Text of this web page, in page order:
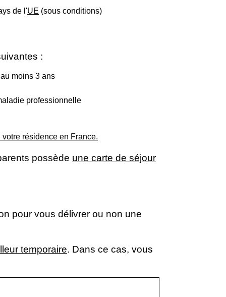
de l'UE (sous conditions)
:
moins 3 ans
professionnelle
résidence en France.
possède une carte de séjour
pour vous délivrer ou non une
temporaire. Dans ce cas, vous